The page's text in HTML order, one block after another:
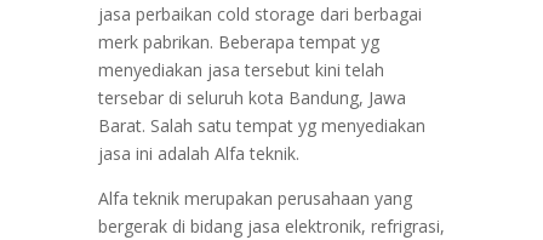
jasa perbaikan cold storage dari berbagai
merk pabrikan. Beberapa tempat yg
menyediakan jasa tersebut kini telah
tersebar di seluruh kota Bandung, Jawa
Barat. Salah satu tempat yg menyediakan
jasa ini adalah Alfa teknik.
Alfa teknik merupakan perusahaan yang
bergerak di bidang jasa elektronik, refrigrasi,